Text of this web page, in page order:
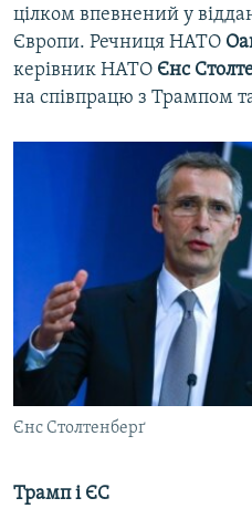
цілком впевнений у
Європи. Речниця НАТО
керівник НАТО Єнс
на співпрацю з Трампом
Єнс Столтенберґ
Трамп і ЄС